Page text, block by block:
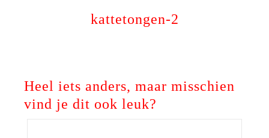
kattetongen-2
Heel iets anders, maar misschien
vind je dit ook leuk?